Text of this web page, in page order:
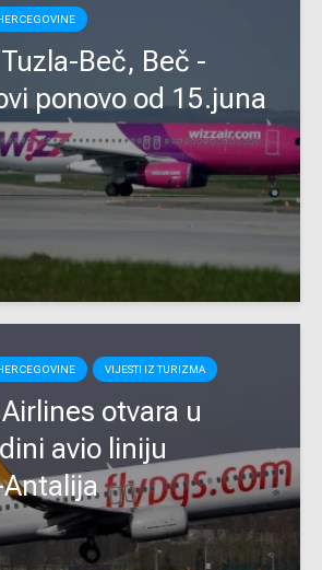
Beč, Beč -
ponovo od 15.juna
VIJESTI IZ TURIZMA
otvara u
avio liniju